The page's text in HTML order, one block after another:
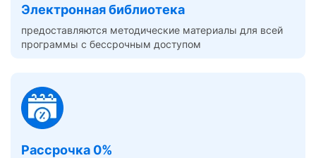
Электронная библиотека
предоставляются методические материалы для всей
программы с бессрочным доступом
Рассрочка 0%